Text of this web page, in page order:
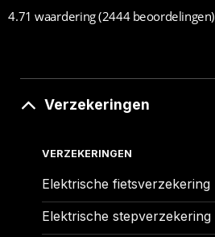
4.71 waardering(2444 beoordelingen)
Verzekeringen
VERZEKERINGEN
Elektrische fietsverzekering
Elektrische stepverzekering